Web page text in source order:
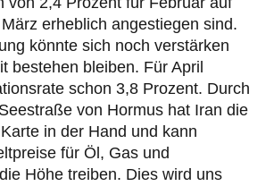
erheblich angestiegen sind.
könnte sich noch verstärken
bestehen bleiben. Für April
schon 3,8 Prozent. Durch
von Hormus hat Iran die
in der Hand und kann
für Öl, Gas und
Höhe treiben. Dies wird uns